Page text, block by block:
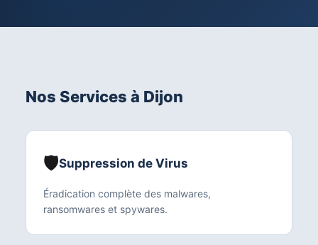
Nos Services à Dijon
🛡️Suppression de Virus
Éradication complète des malwares,
ransomwares et spywares.